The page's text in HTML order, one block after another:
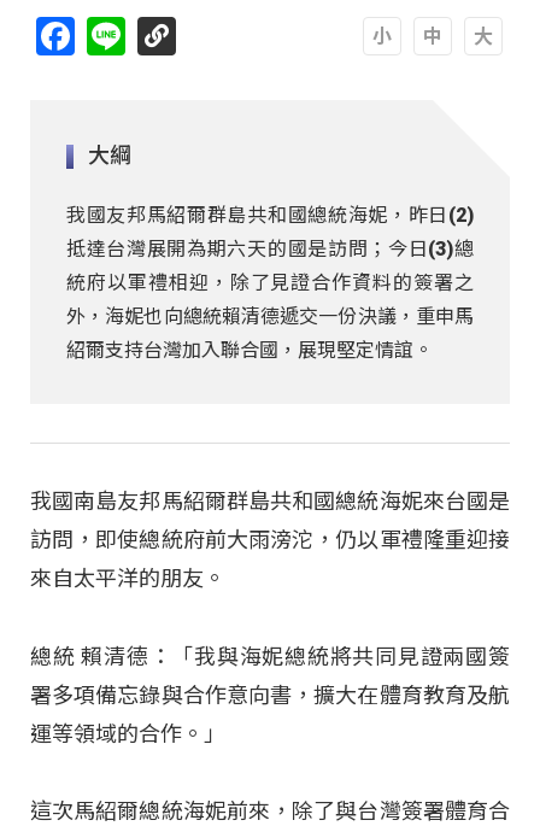
Facebook
Line
大綱
我國友邦馬紹爾群島共和國總統海妮，昨日(2)
抵達台灣展開為期六天的國是訪問；今日(3)總
統府以軍禮相迎，除了見證合作資料的簽署之
外，海妮也向總統賴清德遞交一份決議，重申馬
紹爾支持台灣加入聯合國，展現堅定情誼。
我國南島友邦馬紹爾群島共和國總統海妮來台國是
訪問，即使總統府前大雨滂沱，仍以軍禮隆重迎接
來自太平洋的朋友。
總統 賴清德：「我與海妮總統將共同見證兩國簽
署多項備忘錄與合作意向書，擴大在體育教育及航
運等領域的合作。」
這次馬紹爾總統海妮前來，除了與台灣簽署體育合